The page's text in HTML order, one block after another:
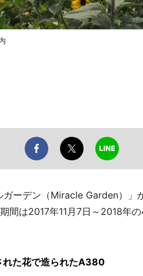
ーデン（Miracle Garden）」
間は2017年11月7日～2018年
れた花で造られたA380